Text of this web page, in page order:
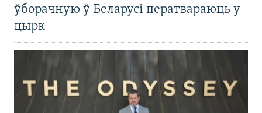
ўборачную ў Беларусі ператвараюць у
цырк